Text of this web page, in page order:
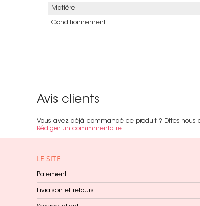
Matière
Conditionnement
Avis clients
Vous avez déjà commandé ce produit ? Dites-nous
Rédiger un commmentaire
LE SITE
Paiement
Livraison et retours